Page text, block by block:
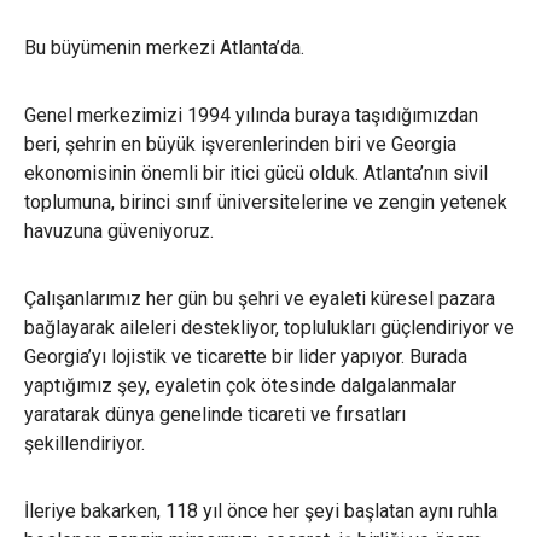
Bu büyümenin merkezi Atlanta’da.
Genel merkezimizi 1994 yılında buraya taşıdığımızdan
beri, şehrin en büyük işverenlerinden biri ve Georgia
ekonomisinin önemli bir itici gücü olduk. Atlanta’nın sivil
toplumuna, birinci sınıf üniversitelerine ve zengin yetenek
havuzuna güveniyoruz.
Çalışanlarımız her gün bu şehri ve eyaleti küresel pazara
bağlayarak aileleri destekliyor, toplulukları güçlendiriyor ve
Georgia’yı lojistik ve ticarette bir lider yapıyor. Burada
yaptığımız şey, eyaletin çok ötesinde dalgalanmalar
yaratarak dünya genelinde ticareti ve fırsatları
şekillendiriyor.
İleriye bakarken, 118 yıl önce her şeyi başlatan aynı ruhla